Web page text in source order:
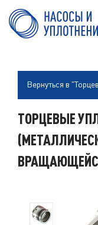
Вернуться в
ТОРЦЕВЫЕ